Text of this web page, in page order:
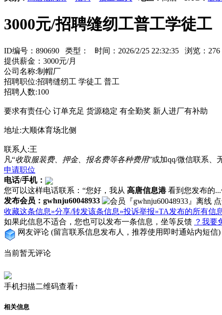
3000元/招聘缝纫工普工学徒工
ID编号：890690 类型： 时间：2026/2/25 22:32:35 浏览：
提供薪金：3000元/月
公司名称:制帽厂
招聘职位:招聘缝纫工 学徒工 普工
招聘人数:100
要求有责任心 订单充足 货源稳定 有全勤奖 新人进厂有补助
地址:大顺体育场北侧
联系人:王
凡“收取服装费、押金、报名费等各种费用”或加qq/微信联系、
申请职位
电话/手机：
您可以这样电话联系：“您好，我从 高唐信息港看到您发布的...
发布会员：gwhnju60048933
收藏这条信息»分享/转发该条信息»投诉举报»TA发布的所有信
如果此信息不适合，您也可以发布一条信息，坐等反馈 ？我要
网友评论 (留言联系信息发布人，推荐使用即时通站内短信)
当前暂无评论
手机扫描二维码查看↑
相关信息